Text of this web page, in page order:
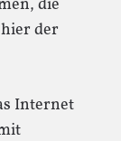
die
der
Internet